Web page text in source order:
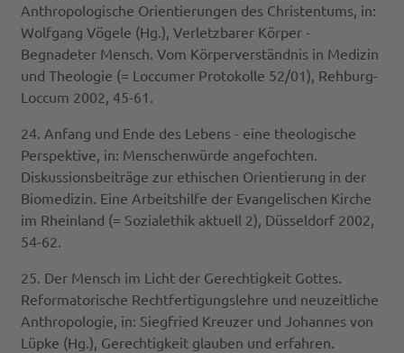
Anthropologische Orientierungen des Christentums, in:
Wolfgang Vögele (Hg.), Verletzbarer Körper -
Begnadeter Mensch. Vom Körperverständnis in Medizin
und Theologie (= Loccumer Protokolle 52/01), Rehburg-
Loccum 2002, 45-61.
24. Anfang und Ende des Lebens - eine theologische
Perspektive, in: Menschenwürde angefochten.
Diskussionsbeiträge zur ethischen Orientierung in der
Biomedizin. Eine Arbeitshilfe der Evangelischen Kirche
im Rheinland (= Sozialethik aktuell 2), Düsseldorf 2002,
54-62.
25. Der Mensch im Licht der Gerechtigkeit Gottes.
Reformatorische Rechtfertigungslehre und neuzeitliche
Anthropologie, in: Siegfried Kreuzer und Johannes von
Lüpke (Hg.), Gerechtigkeit glauben und erfahren.